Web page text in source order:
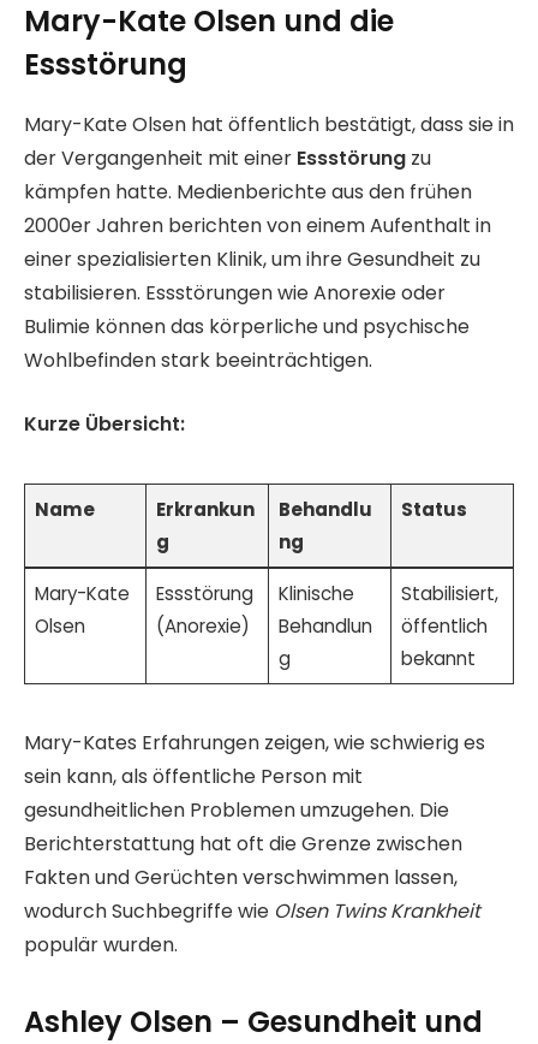
Mary-Kate Olsen und die
Essstörung
Mary-Kate Olsen hat öffentlich bestätigt, dass sie in
der Vergangenheit mit einer Essstörung zu
kämpfen hatte. Medienberichte aus den frühen
2000er Jahren berichten von einem Aufenthalt in
einer spezialisierten Klinik, um ihre Gesundheit zu
stabilisieren. Essstörungen wie Anorexie oder
Bulimie können das körperliche und psychische
Wohlbefinden stark beeinträchtigen.
Kurze Übersicht:
Name
Erkrankun
g
Behandlu
ng
Status
Mary-Kate
Olsen
Essstörung
(Anorexie)
Klinische
Behandlun
g
Stabilisiert,
öffentlich
bekannt
Mary-Kates Erfahrungen zeigen, wie schwierig es
sein kann, als öffentliche Person mit
gesundheitlichen Problemen umzugehen. Die
Berichterstattung hat oft die Grenze zwischen
Fakten und Gerüchten verschwimmen lassen,
wodurch Suchbegriffe wie Olsen Twins Krankheit
populär wurden.
Ashley Olsen – Gesundheit und